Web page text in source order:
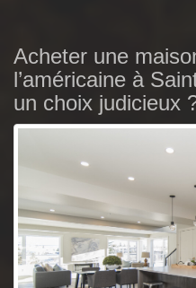
Acheter une
l’américaine à
un choix judicieux